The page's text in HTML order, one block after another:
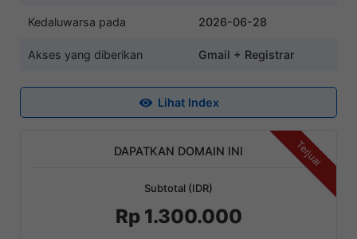
Kedaluwarsa pada 2026-06-28
Akses yang diberikan Gmail + Registrar
Lihat Index
Terjual
DAPATKAN DOMAIN INI
Subtotal (IDR)
Rp 1.300.000